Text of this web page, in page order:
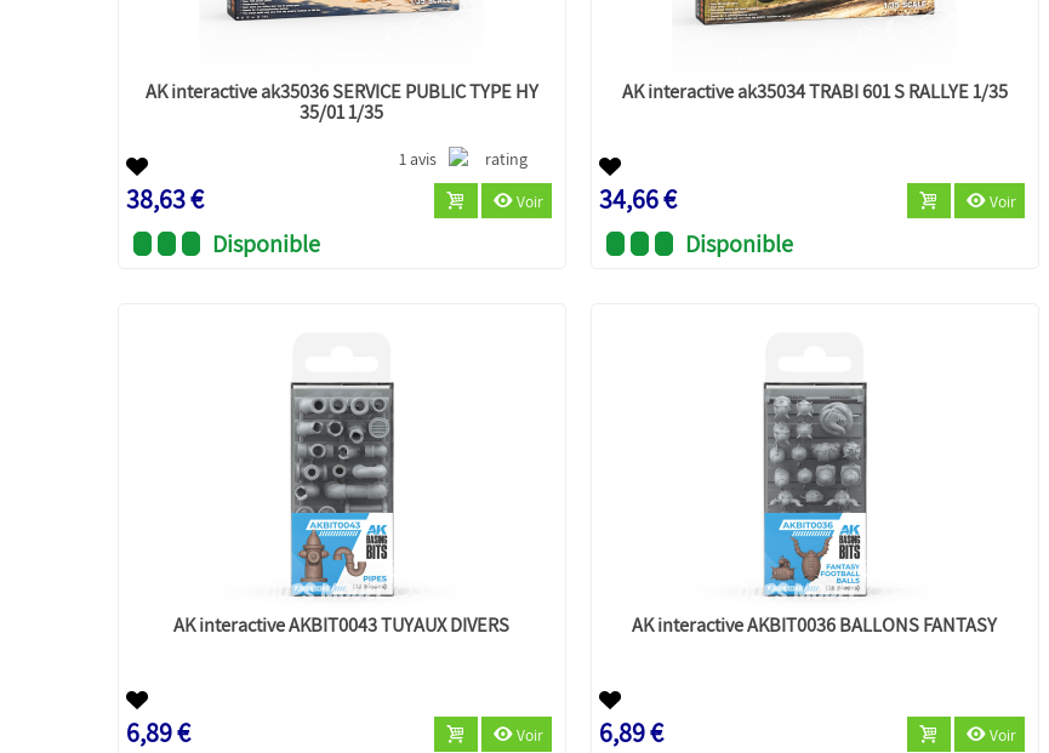
AK interactive ak35036 SERVICE PUBLIC TYPE HY
35/01 1/35
1 avis
38,63 € Voir
Disponible
AK interactive ak35034 TRABI 601 S RALLYE 1/35
34,66 € Voir
Disponible
AK interactive AKBIT0043 TUYAUX DIVERS
6,89 € Voir
AK interactive AKBIT0036 BALLONS FANTASY
6,89 € Voir